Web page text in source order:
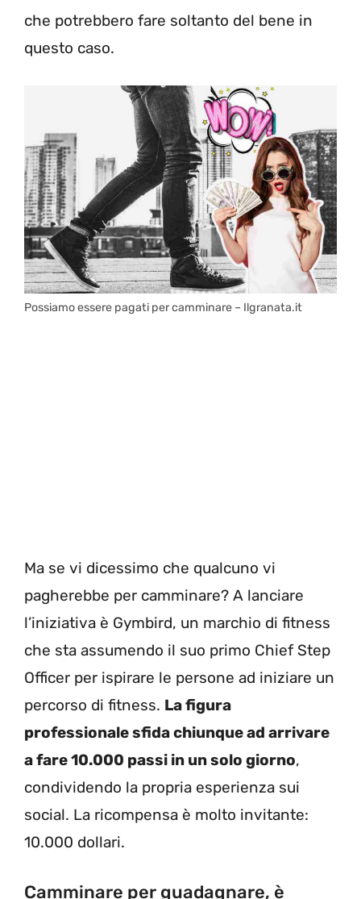
che potrebbero fare soltanto del bene in
questo caso.
Possiamo essere pagati per camminare – Ilgranata.it
Ma se vi dicessimo che qualcuno vi
pagherebbe per camminare? A lanciare
l’iniziativa è Gymbird, un marchio di fitness
che sta assumendo il suo primo Chief Step
Officer per ispirare le persone ad iniziare un
percorso di fitness. La figura
professionale sfida chiunque ad arrivare
a fare 10.000 passi in un solo giorno,
condividendo la propria esperienza sui
social. La ricompensa è molto invitante:
10.000 dollari.
Camminare per guadagnare, è